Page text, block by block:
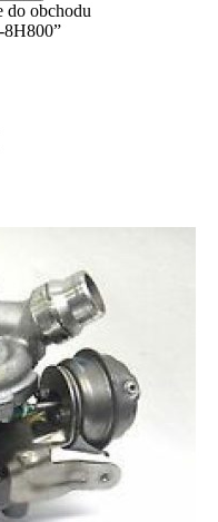
do obchodu
8H800”